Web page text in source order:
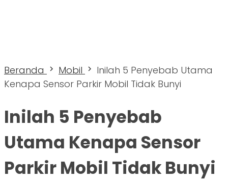
Beranda Mobil
Inilah 5 Penyebab Utama
Kenapa Sensor Parkir Mobil Tidak Bunyi
Inilah 5 Penyebab
Utama Kenapa Sensor
Parkir Mobil Tidak Bunyi